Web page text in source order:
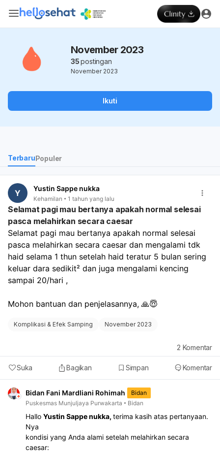
November 2023
35 postingan
November 2023
Ikuti
TerbaruPopuler
Y Yustin Sappe nukka
Kehamilan 1 tahun yang lalu
Selamat pagi mau bertanya apakah normal selesai
pasca melahirkan secara caesar
Selamat pagi mau bertanya apakah normal selesai
pasca melahirkan secara caesar dan mengalami tdk
haid selama 1 thun setelah haid teratur 5 bulan sering
keluar dara sedikit² dan juga mengalami kencing
sampai 20/hari ,
Mohon bantuan dan penjelasannya, 🙏😇
Komplikasi & Efek Samping November 2023
Suka Bagikan Simpan Komentar
2 Komentar
Bidan Fani Mardliani Rohimah
Bidan
Puskesmas Munjuljaya Purwakarta
Bidan
Hallo Yustin Sappe nukka, terima kasih atas pertanyaan.
Nya
kondisi yang Anda alami setelah melahirkan secara
caesar: